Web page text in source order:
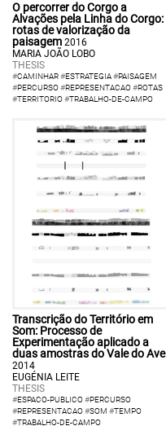
O percorrer do Corgo a
Alvações pela Linha do Corgo:
rotas de valorização da
paisagem 2016
MARIA JOÃO LOBO
THESIS
#CAMINHAR#ESTRATEGIA#PAISAGEM
#PERCURSO#REPRESENTACAO#ROTAS
#TERRITORIO#TRABALHO-DE-CAMPO
Transcrição do Território em
Som: Processo de
Experimentação aplicado a
duas amostras do Vale do Ave
2014
EUGÉNIA LEITE
THESIS
#ESPACO-PUBLICO#PERCURSO
#REPRESENTACAO#SOM #TEMPO
#TRABALHO-DE-CAMPO